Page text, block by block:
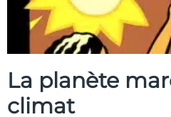
La planète
climat